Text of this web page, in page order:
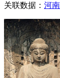
关联数据： 河